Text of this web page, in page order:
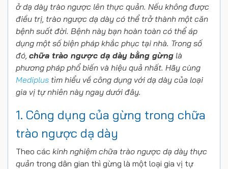
ở dạ dày trào ngược lên thực quản. Nếu không được
điều trị, trào ngược dạ dày có thể trở thành một căn
bệnh suốt đời. Bệnh này bạn hoàn toàn có thể áp
dụng một số biện pháp khắc phục tại nhà. Trong số
đó, chữa trào ngược dạ dày bằng gừng là
phương pháp phổ biến và hiệu quả nhất. Hãy cùng
Mediplus tìm hiểu về công dụng với dạ dày của loại
gia vị tự nhiên này ngay dưới đây.
1. Công dụng của gừng trong chữa
trào ngược dạ dày
Theo các kinh nghiệm chữa trào ngược dạ dày thực
quản trong dân gian thì gừng là một loại gia vị tự